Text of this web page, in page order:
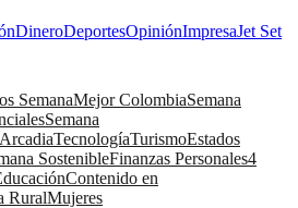
DineroDeportesOpiniónImpresaJet Set
SemanaMejor ColombiaSemana
Semana
ArcadiaTecnologíaTurismoEstados
SostenibleFinanzas Personales4
Contenido en
RuralMujeres